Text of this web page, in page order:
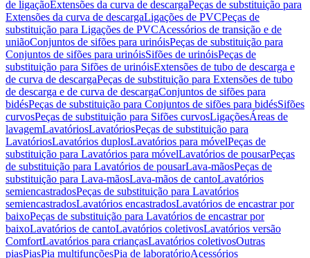
de ligaçãoExtensões da curva de descargaPeças de substituição para
Extensões da curva de descargaLigações de PVCPeças de
substituição para Ligações de PVCAcessórios de transição e de
uniãoConjuntos de sifões para urinóisPeças de substituição para
Conjuntos de sifões para urinóisSifões de urinóisPeças de
substituição para Sifões de urinóisExtensões de tubo de descarga e
de curva de descargaPeças de substituição para Extensões de tubo
de descarga e de curva de descargaConjuntos de sifões para
bidésPeças de substituição para Conjuntos de sifões para bidésSifões
curvosPeças de substituição para Sifões curvosLigaçõesÁreas de
lavagemLavatóriosLavatóriosPeças de substituição para
LavatóriosLavatórios duplosLavatórios para móvelPeças de
substituição para Lavatórios para móvelLavatórios de pousarPeças
de substituição para Lavatórios de pousarLava-mãosPeças de
substituição para Lava-mãosLava-mãos de cantoLavatórios
semiencastradosPeças de substituição para Lavatórios
semiencastradosLavatórios encastradosLavatórios de encastrar por
baixoPeças de substituição para Lavatórios de encastrar por
baixoLavatórios de cantoLavatórios coletivosLavatórios versão
ComfortLavatórios para criançasLavatórios coletivosOutras
piasPiasPia multifunçõesPia de laboratórioAcessórios